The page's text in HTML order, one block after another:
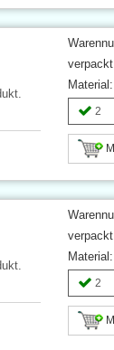
Material:
2
Material:
2